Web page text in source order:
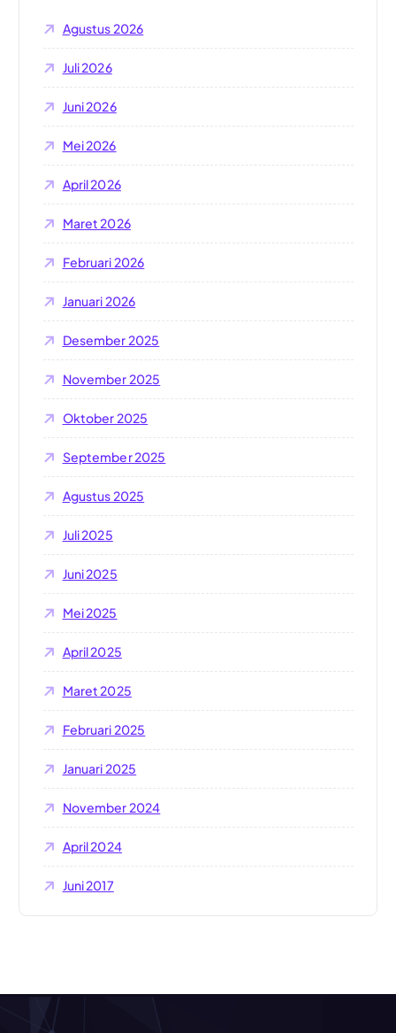
k
Agustus 2026
Juli 2026
Juni 2026
Mei 2026
April 2026
Maret 2026
Februari 2026
Januari 2026
Desember 2025
November 2025
Oktober 2025
September 2025
Agustus 2025
Juli 2025
Juni 2025
Mei 2025
April 2025
Maret 2025
Februari 2025
Januari 2025
November 2024
April 2024
Juni 2017